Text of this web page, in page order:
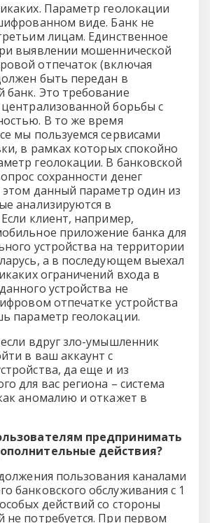
Параметр геолокации
виде. Банк не
лицам. Единственное
выявлении мошеннической
отпечаток (включая
быть передан в
Это требование
централизованной борьбы с
В то же время
мы пользуемся сервисами
в рамках которых спокойно
геолокации. В банковской
сохранности денег
данный параметр один из
анализируются в
клиент, например,
приложение банка для
устройства на территории
а в последующем выехал
ограничений входа в
устройства не
отпечатке устройства
параметр геолокации.
вдруг зло-умышленник
в ваш аккаунт с
да еще и из
для вас региона – система
аномалию и откажет в
предпринимать
действия?
пользования каналами
банковского обслуживания с 1
действий со стороны
не потребуется. При первом